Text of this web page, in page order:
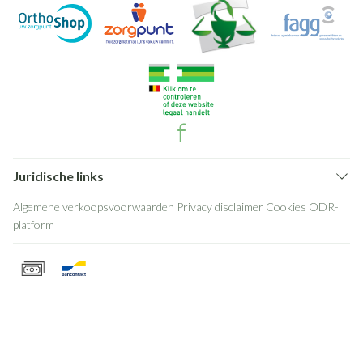
Juridische links
Algemene verkoopsvoorwaarden Privacy disclaimer Cookies ODR-
platform